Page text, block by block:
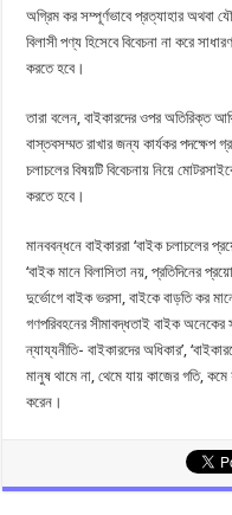
অগ্রিম কর সম্পূর্ণভাবে প্রত্যাহার অথবা
বিলাসী পণ্য হিসেবে বিবেচনা না করে
করতে হবে।
তারা বলেন, বাইকারদের ওপর অতিরিক্ত
বাস্তবসম্মত রাখার জন্য কার্যকর পদক্ষেপ
চলাচলের বিষয়টি বিবেচনায় নিয়ে
করতে হবে।
মানববন্ধনে বাইকাররা ‘বাইক চলাচলের
‘বাইক মানে বিলাসিতা নয়, প্রতিদিনের
দুর্ভোগে বাইক ভরসা, বাইকে বাড়তি কর
গণপরিবহনের সীমাবদ্ধতাই বাইক অনেকের
ন্যায্যনীতি- বাইকারদের অধিকার’,
মানুষ থামে না, থেমে যায় কাজের গতি, কমে
করেন।